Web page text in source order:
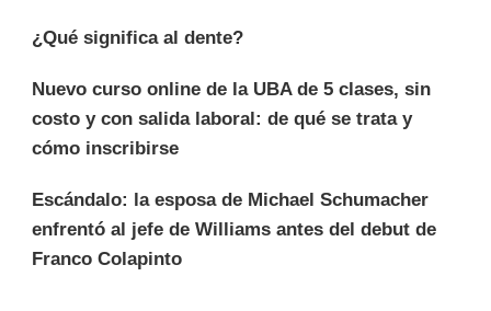
¿Qué significa al dente?
Nuevo curso online de la UBA de 5 clases, sin
costo y con salida laboral: de qué se trata y
cómo inscribirse
Escándalo: la esposa de Michael Schumacher
enfrentó al jefe de Williams antes del debut de
Franco Colapinto